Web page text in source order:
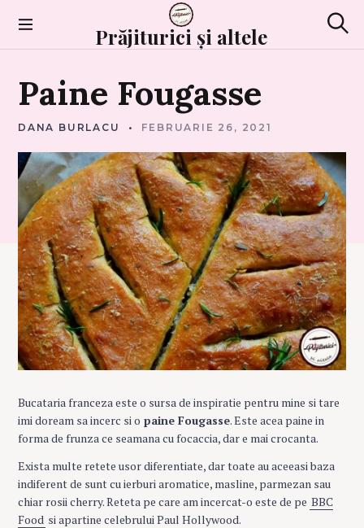
Prăjiturici și altele
A
I
N
Paine Fougasse
DANA BURLACU FEBRUARIE 26, 2021
Bucataria franceza este o sursa de inspiratie pentru mine si tare
imi doream sa incerc si o paine Fougasse. Este acea paine in
forma de frunza ce seamana cu focaccia, dar e mai crocanta.
Exista multe retete usor diferentiate, dar toate au aceeasi baza
indiferent de sunt cu ierburi aromatice, masline, parmezan sau
chiar rosii cherry. Reteta pe care am incercat-o este de pe BBC
Food si apartine celebrului Paul Hollywood.